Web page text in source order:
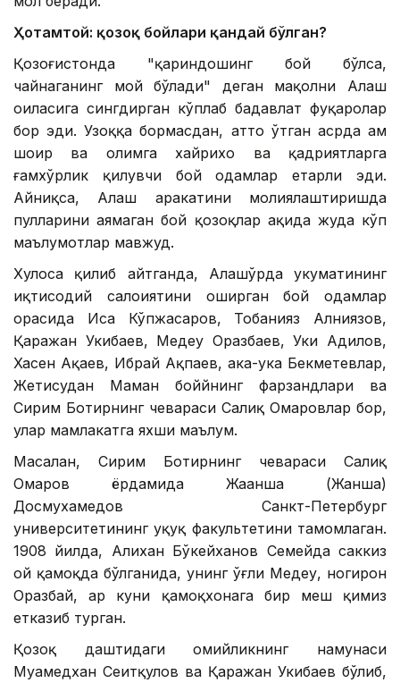
Ҳотамтой: қозоқ бойлари қандай бўлган?
Қозоғистонда "қариндошинг бой бўлса,
чайнаганинг мой бўлади" деган мақолни Алаш
оиласига сингдирган кўплаб бадавлат фуқаролар
бор эди. Узоққа бормасдан, ҳатто ўтган асрда ҳам
шоир ва олимга хайрихоҳ ва қадриятларга
ғамхўрлик қилувчи бой одамлар етарли эди.
Айниқса, Алаш ҳаракатини молиялаштиришда
пулларини аямаган бой қозоқлар ҳақида жуда кўп
маълумотлар мавжуд.
Хулоса қилиб айтганда, Алашўрда ҳукуматининг
иқтисодий салоҳиятини оширган бой одамлар
орасида Иса Кўпжасаров, Тобанияз Алниязов,
Қаражан Укибаев, Медеу Оразбаев, Уки Адилов,
Хасен Ақаев, Ибрай Ақпаев, ака-ука Бекметевлар,
Жетисудан Маман боййнинг фарзандлари ва
Сирим Ботирнинг чевараси Салиқ Омаровлар бор,
улар мамлакатга яхши маълум.
Масалан, Сирим Ботирнинг чевараси Салиқ
Омаров ёрдамида Жаҳанша (Жанша)
Досмухамедов Санкт-Петербург
университетининг ҳуқуқ факультетини тамомлаган.
1908 йилда, Алихан Бўкейханов Семейда саккиз
ой қамоқда бўлганида, унинг ўғли Медеу, ногирон
Оразбай, ҳар куни қамоқхонага бир меш қимиз
етказиб турган.
Қозоқ даштидаги ҳомийликнинг намунаси
Муҳамедхан Сеитқулов ва Қаражан Укибаев бўлиб,